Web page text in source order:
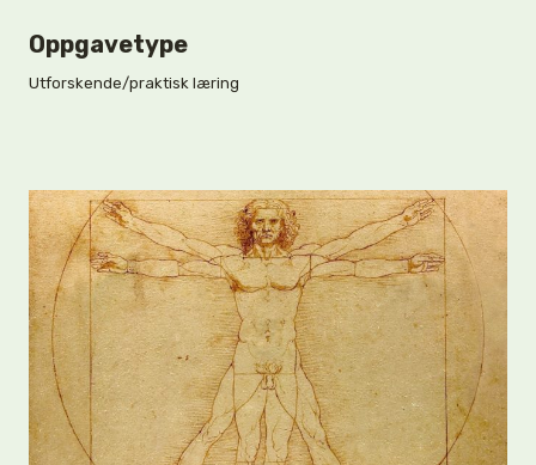
Oppgavetype
Utforskende/praktisk læring